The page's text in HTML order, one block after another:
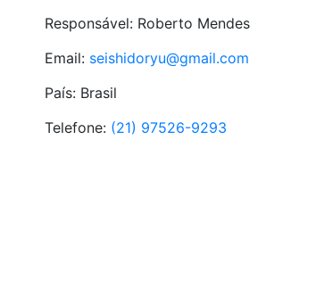
Responsável: Roberto Mendes
Email: seishidoryu@gmail.com
País: Brasil
Telefone: (21) 97526-9293